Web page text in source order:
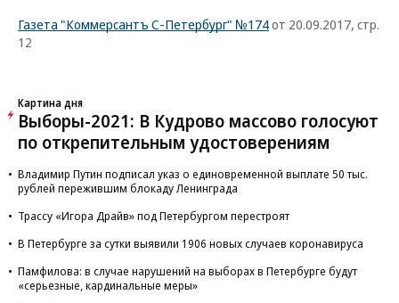
Газета "Коммерсантъ С-Петербург" №174от 20.09.2017, стр.
12
Картина дня
Выборы-2021: В Кудрово массово голосуют
по открепительным удостоверениям
Владимир Путин подписал указ о единовременной выплате 50 тыс.
рублей пережившим блокаду Ленинграда
Трассу «Игора Драйв» под Петербургом перестроят
В Петербурге за сутки выявили 1906 новых случаев коронавируса
Памфилова: в случае нарушений на выборах в Петербурге будут
«серьезные, кардинальные меры»